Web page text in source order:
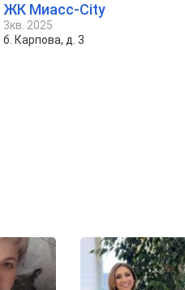
ЖК Миасс-City
3кв. 2025
б. Карпова, д. 3